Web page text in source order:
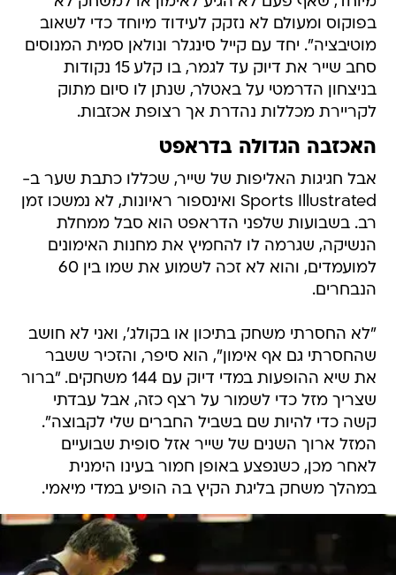
בפוקוס ומעולם לא נזקק לעידוד מיוחד כדי לשאוב
מוטיבציה". יחד עם קייל סינגלר ונולאן סמית המנוסים
סחב שייר את דיוק עד לגמר, בו קלע 15 נקודות
בניצחון הדרמטי על באטלר, שנתן לו סיום מתוק
לקריירת מכללות נהדרת אך רצופת אכזבות.
האכזבה הגדולה בדראפט
אבל חגיגות האליפות של שייר, שכללו כתבת שער ב-
Sports Illustrated ואינספור ראיונות, לא נמשכו זמן
רב. בשבועות שלפני הדראפט הוא סבל ממחלת
הנשיקה, שגרמה לו להחמיץ את מחנות האימונים
למועמדים, והוא לא זכה לשמוע את שמו בין 60
הנבחרים.
"לא החסרתי משחק בתיכון או בקולג', ואני לא חושב
שהחסרתי גם אף אימון", הוא סיפר, והזכיר ששבר
את שיא ההופעות במדי דיוק עם 144 משחקים. "ברור
שצריך מזל כדי לשמור על רצף כזה, אבל עבדתי
קשה כדי להיות שם בשביל החברים שלי לקבוצה".
המזל ארוך השנים של שייר אזל סופית שבועיים
לאחר מכן, כשנפצע באופן חמור בעינו הימנית
במהלך משחק בליגת הקיץ בה הופיע במדי מיאמי.